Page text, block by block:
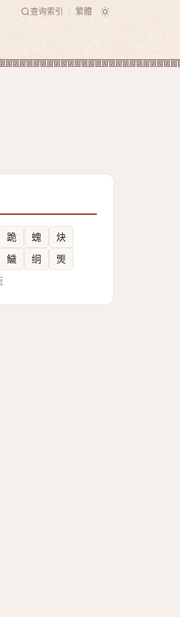
查询索引 繁體
跪 螝
炔
鱥 䌹 煚